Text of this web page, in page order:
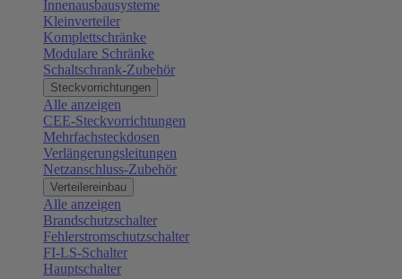
Innenausbausysteme
Kleinverteiler
Komplettschränke
Modulare Schränke
Schaltschrank-Zubehör
Steckvorrichtungen
Alle anzeigen
CEE-Steckvorrichtungen
Mehrfachsteckdosen
Verlängerungsleitungen
Netzanschluss-Zubehör
Verteilereinbau
Alle anzeigen
Brandschutzschalter
Fehlerstromschutzschalter
FI-LS-Schalter
Hauptschalter